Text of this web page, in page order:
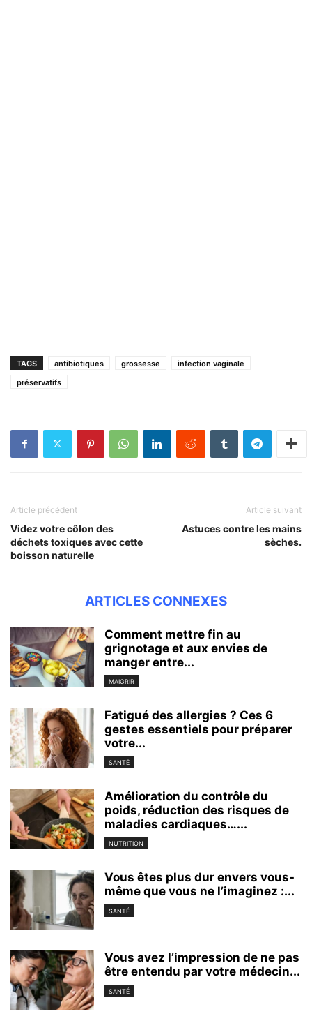
TAGS antibiotiques grossesse
infection vaginale
préservatifs
Article précédent
Videz votre côlon des
déchets toxiques avec cette
boisson naturelle
Article suivant
Astuces contre les mains
sèches.
ARTICLES CONNEXES
Comment mettre fin au
grignotage et aux envies de
manger entre...
MAIGRIR
Fatigué des allergies ? Ces 6
gestes essentiels pour préparer
votre...
SANTÉ
Amélioration du contrôle du
poids, réduction des risques de
maladies cardiaques…...
NUTRITION
Vous êtes plus dur envers vous-
même que vous ne l’imaginez :...
SANTÉ
Vous avez l’impression de ne pas
être entendu par votre médecin...
SANTÉ